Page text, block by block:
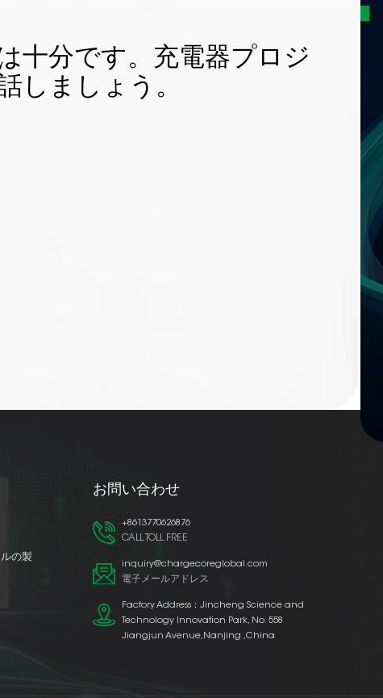
十分です。充電器プロジ
しましょう。
の製
お問い合わせ
+8613770626876
CALL TOLL FREE
inquiry@chargecoreglobal.com
電子メールアドレス
Factory Address：Jincheng Science and
Technology Innovation Park, No. 558
Jiangjun Avenue,Nanjing ,China